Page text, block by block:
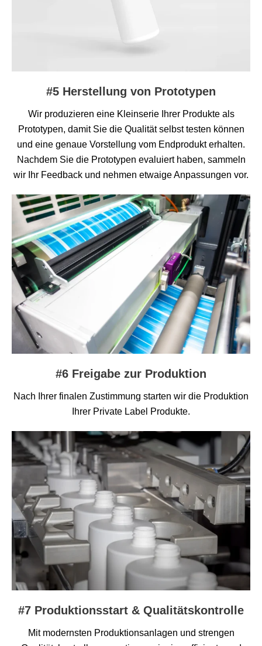
#5 Herstellung von Prototypen
Wir produzieren eine Kleinserie Ihrer Produkte als
Prototypen, damit Sie die Qualität selbst testen können
und eine genaue Vorstellung vom Endprodukt erhalten.
Nachdem Sie die Prototypen evaluiert haben, sammeln
wir Ihr Feedback und nehmen etwaige Anpassungen vor.
#6 Freigabe zur Produktion
Nach Ihrer finalen Zustimmung starten wir die Produktion
Ihrer Private Label Produkte.
#7 Produktionsstart & Qualitätskontrolle
Mit modernsten Produktionsanlagen und strengen